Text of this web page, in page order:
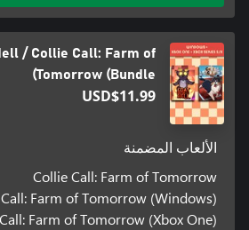
/ Collie Call: Farm of
Tomorrow (Bundle)
USD$11.99
الألعاب المضمنة
Collie Call: Farm of Tomorrow
Farm of Tomorrow (Windows)
Farm of Tomorrow (Xbox One)